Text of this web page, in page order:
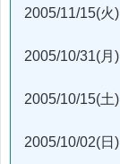
2005/11/15(
2005/10/31(
2005/10/15(
2005/10/02(